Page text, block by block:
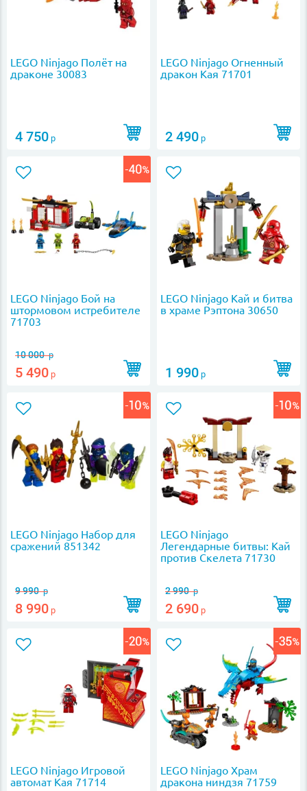
LEGO Ninjago Полёт на
драконе 30083
4 750 р
LEGO Ninjago Огненный
дракон Кая 71701
2 490 р
LEGO Ninjago Бой на
штормовом истребителе
71703
10 000р
5 490 р
LEGO Ninjago Кай и битва
в храме Рэптона 30650
1 990 р
LEGO Ninjago Набор для
сражений 851342
9 990р
8 990 р
LEGO Ninjago
Легендарные битвы: Кай
против Скелета 71730
2 990р
2 690 р
LEGO Ninjago Игровой
автомат Кая 71714
LEGO Ninjago Храм
дракона ниндзя 71759